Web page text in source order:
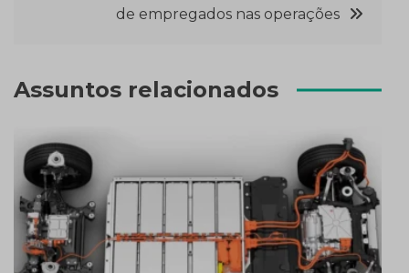
de empregados nas operações
Assuntos relacionados